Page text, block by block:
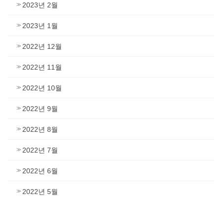
2023년 2월
2023년 1월
2022년 12월
2022년 11월
2022년 10월
2022년 9월
2022년 8월
2022년 7월
2022년 6월
2022년 5월